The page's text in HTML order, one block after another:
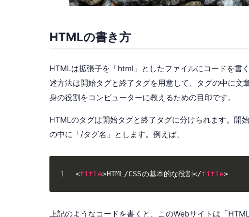
HTMLの書き方
HTMLは拡張子を「html」としたファイルにコードを書
述方法は開始タグと終了タグを用意して、タグの中に文
身の役割をコンピューターに教えるための目印です。
HTMLのタグは開始タグと終了タグに分けられます。開
の中に「/タグ名」とします。例えば、
<title>HTML/CSSの基本的な役割</title>
上記のようなコードを書くと、このWebサイトは「